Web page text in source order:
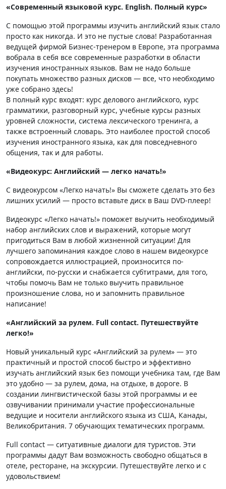
«Современный языковой курс. English. Полный курс»
С помощью этой программы изучить английский язык стало
просто как никогда. И это не пустые слова! Разработанная
ведущей фирмой Бизнес-тренером в Европе, эта программа
вобрала в себя все современные разработки в области
изучения иностранных языков. Вам не надо больше
покупать множество разных дисков — все, что необходимо
уже собрано здесь!
В полный курс входят: курс делового английского, курс
грамматики, разговорный курс, учебные курсы разных
уровней сложности, система лексического тренинга, а
также встроенный словарь. Это наиболее простой способ
изучения иностранного языка, как для повседневного
общения, так и для работы.
«Видеокурс: Английский — легко начать!»
С видеокурсом «Легко начать!» Вы сможете сделать это без
лишних усилий — просто вставьте диск в Ваш DVD-плеер!
Видеокурс «Легко начать!» поможет выучить необходимый
набор английских слов и выражений, которые могут
пригодиться Вам в любой жизненной ситуации! Для
лучшего запоминания каждое слово в нашем видеокурсе
сопровождается иллюстрацией, произносится по-
английски, по-русски и снабжается субтитрами, для того,
чтобы помочь Вам не только выучить правильное
произношение слова, но и запомнить правильное
написание!
«Английский за рулем. Full contact. Путешествуйте
легко!»
Новый уникальный курс «Английский за рулем» — это
практичный и простой способ быстро и эффективно
изучать английский язык без помощи учебника там, где Вам
это удобно — за рулем, дома, на отдыхе, в дороге. В
создании лингвистической базы этой программы и ее
озвучивании принимали участие профессиональные
ведущие и носители английского языка из США, Канады,
Великобритания. 7 обучающих тематических программ.
Full contact — ситуативные диалоги для туристов. Эти
программы дадут Вам возможность свободно общаться в
отеле, ресторане, на экскурсии. Путешествуйте легко и с
удовольствием!